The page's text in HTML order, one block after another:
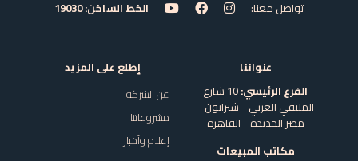
تواصل معنا: الخط الساخن: 19030
عنواننا
الفرع الرئيسي:
10 شارع
الملتقي العربي - شيراتون -
مصر الجديدة - القاهرة
مكاتب المبيعات
إطلع على المزيد
عن الشركة
مشروعاتنا
إعلام وأخبار